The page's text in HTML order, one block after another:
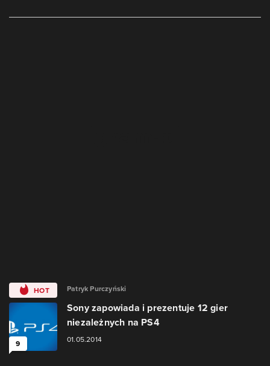
HOT
9
Patryk Purczyński
Sony zapowiada i prezentuje 12 gier
niezależnych na PS4
01.05.2014